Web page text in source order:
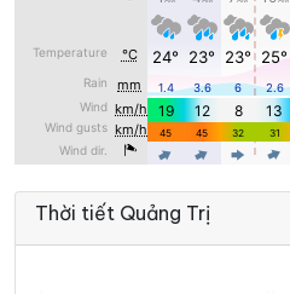
Thời tiết Quảng Trị